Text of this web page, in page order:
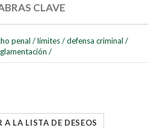
CLAVE
penal / límites / defensa criminal /
/
A LA LISTA DE DESEOS